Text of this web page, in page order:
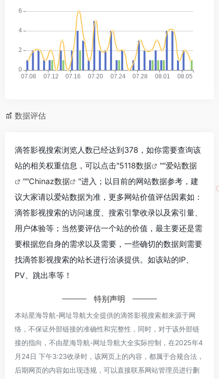
数据评估
滴答影视搜索浏览人数已经达到378，如你需要查询该
站的相关权重信息，可以点击"5118数据 ""爱站数据
""Chinaz数据
"进入；以目前的网站数据参考，建
议大家请以爱站数据为准，更多网站价值评估因素如：
滴答影视搜索的访问速度、搜索引擎收录以及索引量、
用户体验等；当然要评估一个站的价值，最主要还是需
要根据您自身的需求以及需要，一些确切的数据则需要
找滴答影视搜索的站长进行洽谈提供。如该站的IP、
PV、跳出率等！
特别声明
本站星海导航-网址导航大全提供的滴答影视搜索都来源于网
络，不保证外部链接的准确性和完整性，同时，对于该外部链
接的指向，不由星海导航-网址导航大全实际控制，在2025年4
月24日 下午3:23收录时，该网页上的内容，都属于合规合法，
后期网页的内容如出现违规，可以直接联系网站管理员进行删